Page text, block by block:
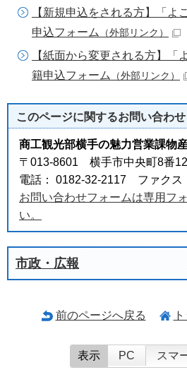
【新規申込をされる方】「よ
申込フォーム
（外部リンク）
【紙面から変更される方】「
籍申込フォーム
（外部リンク）
このページに関するお問い合わせ
商工観光部横手の魅力営業課物
〒013-8601 横手市中央町8番12
電話： 0182-32-2117 ファクス
お問い合わせフォームは専用フ
い。
市政・広報
前のページへ戻る
表示 PC スマ